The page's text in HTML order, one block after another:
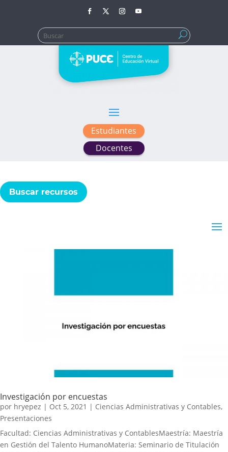
Buscar:
Estudiantes
Docentes
Buscar recursos
Investigación por encuestas
por hryepez | Oct 5, 2021 | Ciencias Administrativas y Contables,
Presentaciones
Facultad: Ciencias Administrativas y ContablesMaestría: Maestría
en Gestión del Talento HumanoMateria: Seminario de Titulación